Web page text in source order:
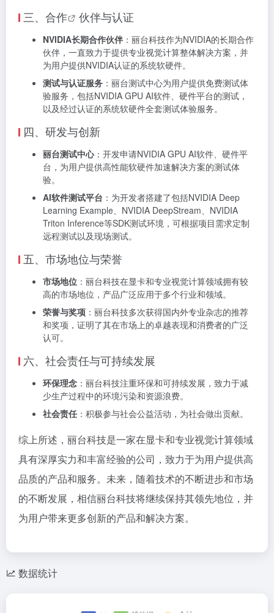
三、 合作 伙伴与认证
NVIDIA长期合作伙伴 ：丽台科技作为NVIDIA的长期合作
伙伴，一直致力于提供专业视觉计算整体解决方案，并
为用户提供NVIDIA认证的系统软硬件。
测试与认证服务 ：丽台测试中心为用户提供免费测试体
验服务，包括NVIDIA GPU AI软件、硬件平台的测试，
以及经过认证的系统软硬件全套测试体验服务。
四、研发与创新
丽台测试中心：开发申请NVIDIA GPU AI软件、硬件平
台，为用户提供高性能软硬件加速解决方案的测试体
验。
AI软件测试平台 ：为开发者搭建了包括NVIDIA Deep
Learning Example、NVIDIA DeepStream、NVIDIA
Triton Inference等SDK测试环境，可根据项目需求定制
远程测试以及现场测试。
五、市场地位与荣誉
市场地位 ：丽台科技在显卡和专业视觉计算领域拥有较
高的市场地位，产品广泛应用于多个行业和领域。
荣誉与奖项 ：丽台科技多次获得国内外专业杂志的推荐
和奖项，证明了其在市场上的卓越表现和消费者的广泛
认可。
六、社会责任与可持续发展
环保理念 ：丽台科技注重环保和可持续发展，致力于减
少生产过程中的环境污染和资源浪费。
社会责任 ：积极参与社会公益活动，为社会做出贡献。
综上所述，丽台科技是一家在显卡和专业视觉计算领域
具有深厚实力和丰富经验的公司，致力于为用户提供高
品质的产品和服务。未来，随着技术的不断进步和市场
的不断发展，相信丽台科技将继续保持其领先地位，并
为用户带来更多创新的产品和解决方案。
数据统计